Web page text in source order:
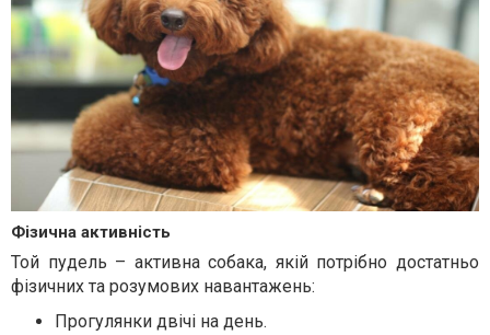
Фізична активність
Той пудель – активна собака, якій потрібно достатньо
фізичних та розумових навантажень:
Прогулянки двічі на день.